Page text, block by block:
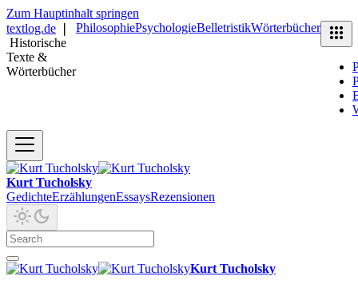
Zum Hauptinhalt springen
textlog.de
Historische
Texte &
Wörterbücher
PhilosophiePsychologieBelletristikWörterbücher
Kurt Tucholsky
GedichteErzählungenEssaysRezensionen
Kurt Tucholsky